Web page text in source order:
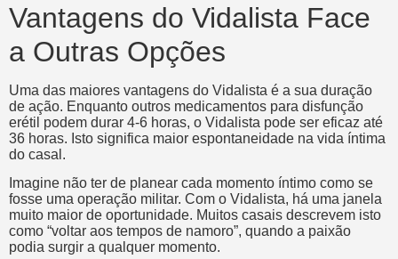
Vantagens do Vidalista Face
a Outras Opções
Uma das maiores vantagens do Vidalista é a sua duração
de ação. Enquanto outros medicamentos para disfunção
erétil podem durar 4-6 horas, o Vidalista pode ser eficaz até
36 horas. Isto significa maior espontaneidade na vida íntima
do casal.
Imagine não ter de planear cada momento íntimo como se
fosse uma operação militar. Com o Vidalista, há uma janela
muito maior de oportunidade. Muitos casais descrevem isto
como “voltar aos tempos de namoro”, quando a paixão
podia surgir a qualquer momento.